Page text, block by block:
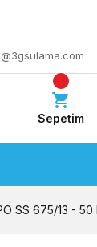
Sepetim
SS 675/13 - 50